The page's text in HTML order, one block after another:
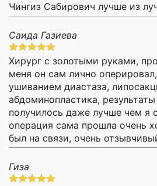
Чингиз Сабирович лучше из
Саида Газиева
Хирург с золотыми руками,
меня он сам лично
ушиванием диастаза,
абдоминопластика,
получилось даже лучше чем я
операция сама прошла очень
был на связи, очень
Гиза